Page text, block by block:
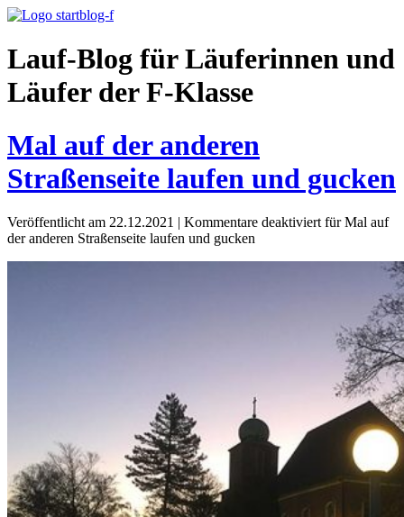
Lauf-Blog für Läuferinnen und
Läufer der F-Klasse
Mal auf der anderen
Straßenseite laufen und gucken
Veröffentlicht am 22.12.2021 | Kommentare deaktiviert für Mal auf
der anderen Straßenseite laufen und gucken